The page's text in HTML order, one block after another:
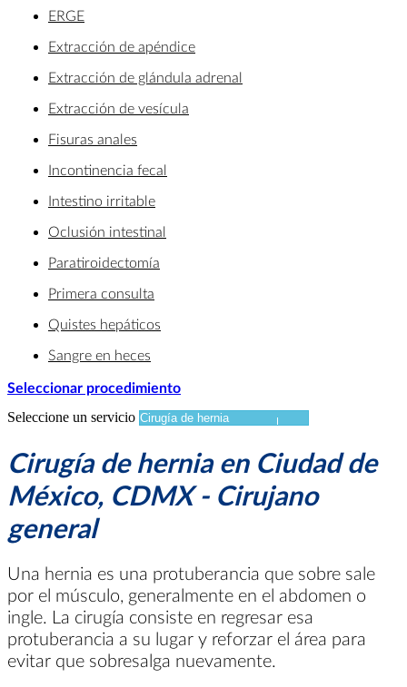
ERGE
Extracción de apéndice
Extracción de glándula adrenal
Extracción de vesícula
Fisuras anales
Incontinencia fecal
Intestino irritable
Oclusión intestinal
Paratiroidectomía
Primera consulta
Quistes hepáticos
Sangre en heces
Seleccionar procedimiento
Seleccione un servicio
Cirugía de hernia en Ciudad de
México, CDMX - Cirujano
general
Una hernia es una protuberancia que sobre sale
por el músculo, generalmente en el abdomen o
ingle. La cirugía consiste en regresar esa
protuberancia a su lugar y reforzar el área para
evitar que sobresalga nuevamente.